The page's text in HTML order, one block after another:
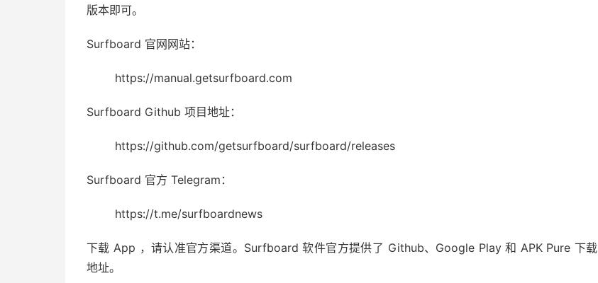
版本即可。
Surfboard 官网网站：
https://manual.getsurfboard.com
Surfboard Github 项目地址：
https://github.com/getsurfboard/surfboard/releases
Surfboard 官方 Telegram：
https://t.me/surfboardnews
下载 App ，请认准官方渠道。Surfboard 软件官方提供了 Github、Google Play 和 APK Pure 下载
地址。